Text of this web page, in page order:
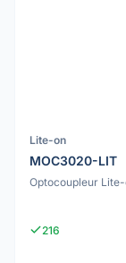
Lite-on
MOC3020-LIT
Optocoupleur
216